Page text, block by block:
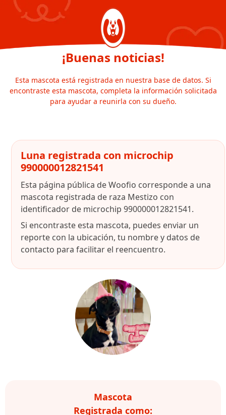
¡Buenas noticias!
Esta mascota está registrada en nuestra base de datos. Si
encontraste esta mascota, completa la información solicitada
para ayudar a reunirla con su dueño.
Luna registrada con microchip
990000012821541
Esta página pública de Woofio corresponde a una
mascota registrada de raza Mestizo con
identificador de microchip 990000012821541.
Si encontraste esta mascota, puedes enviar un
reporte con la ubicación, tu nombre y datos de
contacto para facilitar el reencuentro.
Mascota
Registrada como: